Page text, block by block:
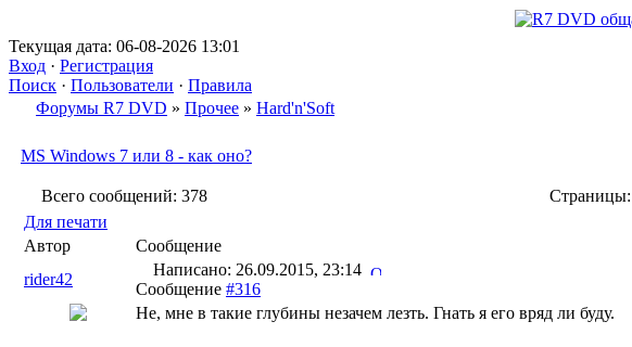
Текущая дата: 06-08-2026 13:01
Вход · Регистрация
Поиск · Пользователи · Правила
Форумы R7 DVD » Прочее » Hard'n'Soft
MS Windows 7 или 8 - как оно?
Всего сообщений: 378 Страницы:
Для печати
Автор
Сообщение
rider42
Написано: 26.09.2015, 23:14
Сообщение #316
Не, мне в такие глубины незачем лезть. Гнать я его вряд ли буду.